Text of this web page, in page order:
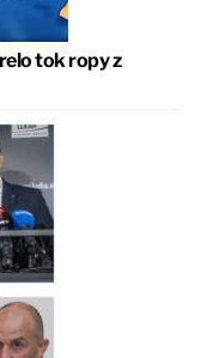
tok ropy z